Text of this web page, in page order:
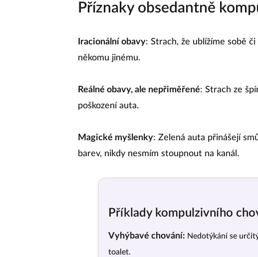
Příznaky obsedantně
Iracionální obavy: Strach, že ublížíme sobě
někomu jinému.
Reálné obavy, ale nepřiměřené: Strach ze
poškození auta.
Magické myšlenky: Zelená auta přinášejí
barev, nikdy nesmím stoupnout na kanál.
Příklady kompulzivního
Vyhýbavé chování: Nedotýkání se
toalet.